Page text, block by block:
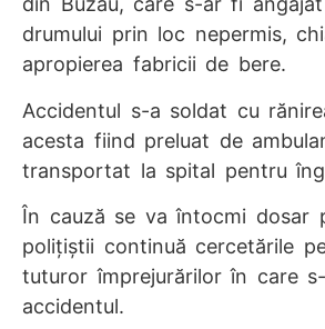
drumului prin loc nepermis,
apropierea fabricii de bere.
Accidentul s-a soldat cu
acesta fiind preluat de
transportat la spital pentru
În cauză se va întocmi dosar
polițiștii continuă cercetările
tuturor împrejurărilor în care
accidentul.